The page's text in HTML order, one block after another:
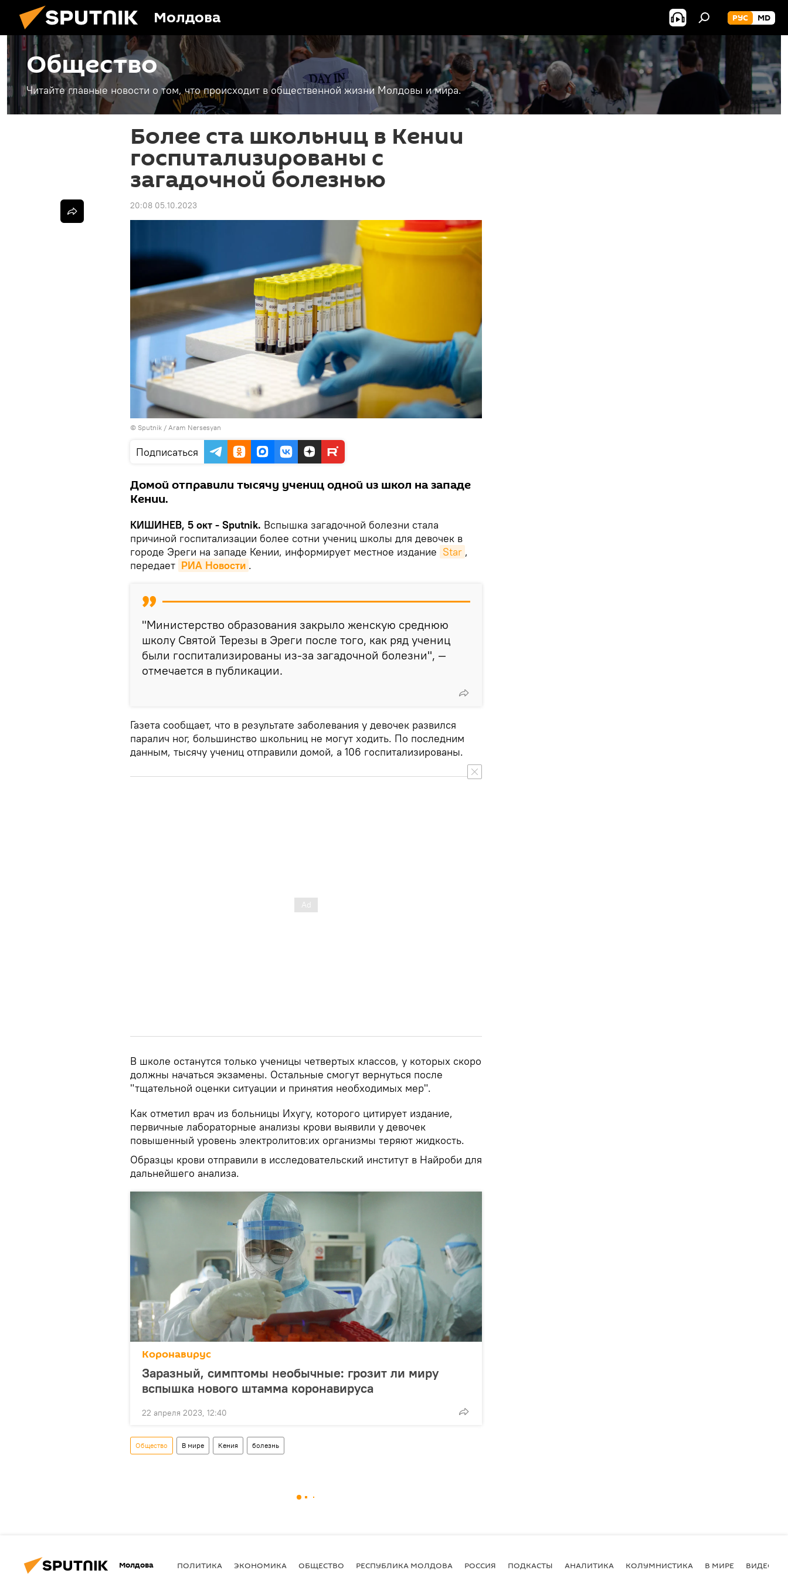
Молдова РУС MD
Общество
Читайте главные новости о том, что происходит в общественной жизни Молдовы и мира.
Более ста школьниц в Кении
госпитализированы с
загадочной болезнью
20:08 05.10.2023
© Sputnik / Aram Nersesyan
Подписаться
Домой отправили тысячу учениц одной из школ на западе
Кении.
КИШИНЕВ, 5 окт - Sputnik. Вспышка загадочной болезни стала
причиной госпитализации более сотни учениц школы для девочек в
городе Эреги на западе Кении, информирует местное издание Star ,
передает РИА Новости .
"Министерство образования закрыло женскую среднюю
школу Святой Терезы в Эреги после того, как ряд учениц
были госпитализированы из-за загадочной болезни", —
отмечается в публикации.
Газета сообщает, что в результате заболевания у девочек развился
паралич ног, большинство школьниц не могут ходить. По последним
данным, тысячу учениц отправили домой, а 106 госпитализированы.
В школе останутся только ученицы четвертых классов, у которых скоро
должны начаться экзамены. Остальные смогут вернуться после
"тщательной оценки ситуации и принятия необходимых мер".
Как отметил врач из больницы Ихугу, которого цитирует издание,
первичные лабораторные анализы крови выявили у девочек
повышенный уровень электролитов:их организмы теряют жидкость.
Образцы крови отправили в исследовательский институт в Найроби для
дальнейшего анализа.
Коронавирус
Заразный, симптомы необычные: грозит ли миру
вспышка нового штамма коронавируса
22 апреля 2023, 12:40
Общество В мире Кения болезнь
Молдова ПОЛИТИКА ЭКОНОМИКА ОБЩЕСТВО РЕСПУБЛИКА МОЛДОВА РОССИЯ ПОДКАСТЫ АНАЛИТИКА КОЛУМНИСТИКА В МИРЕ ВИДЕО